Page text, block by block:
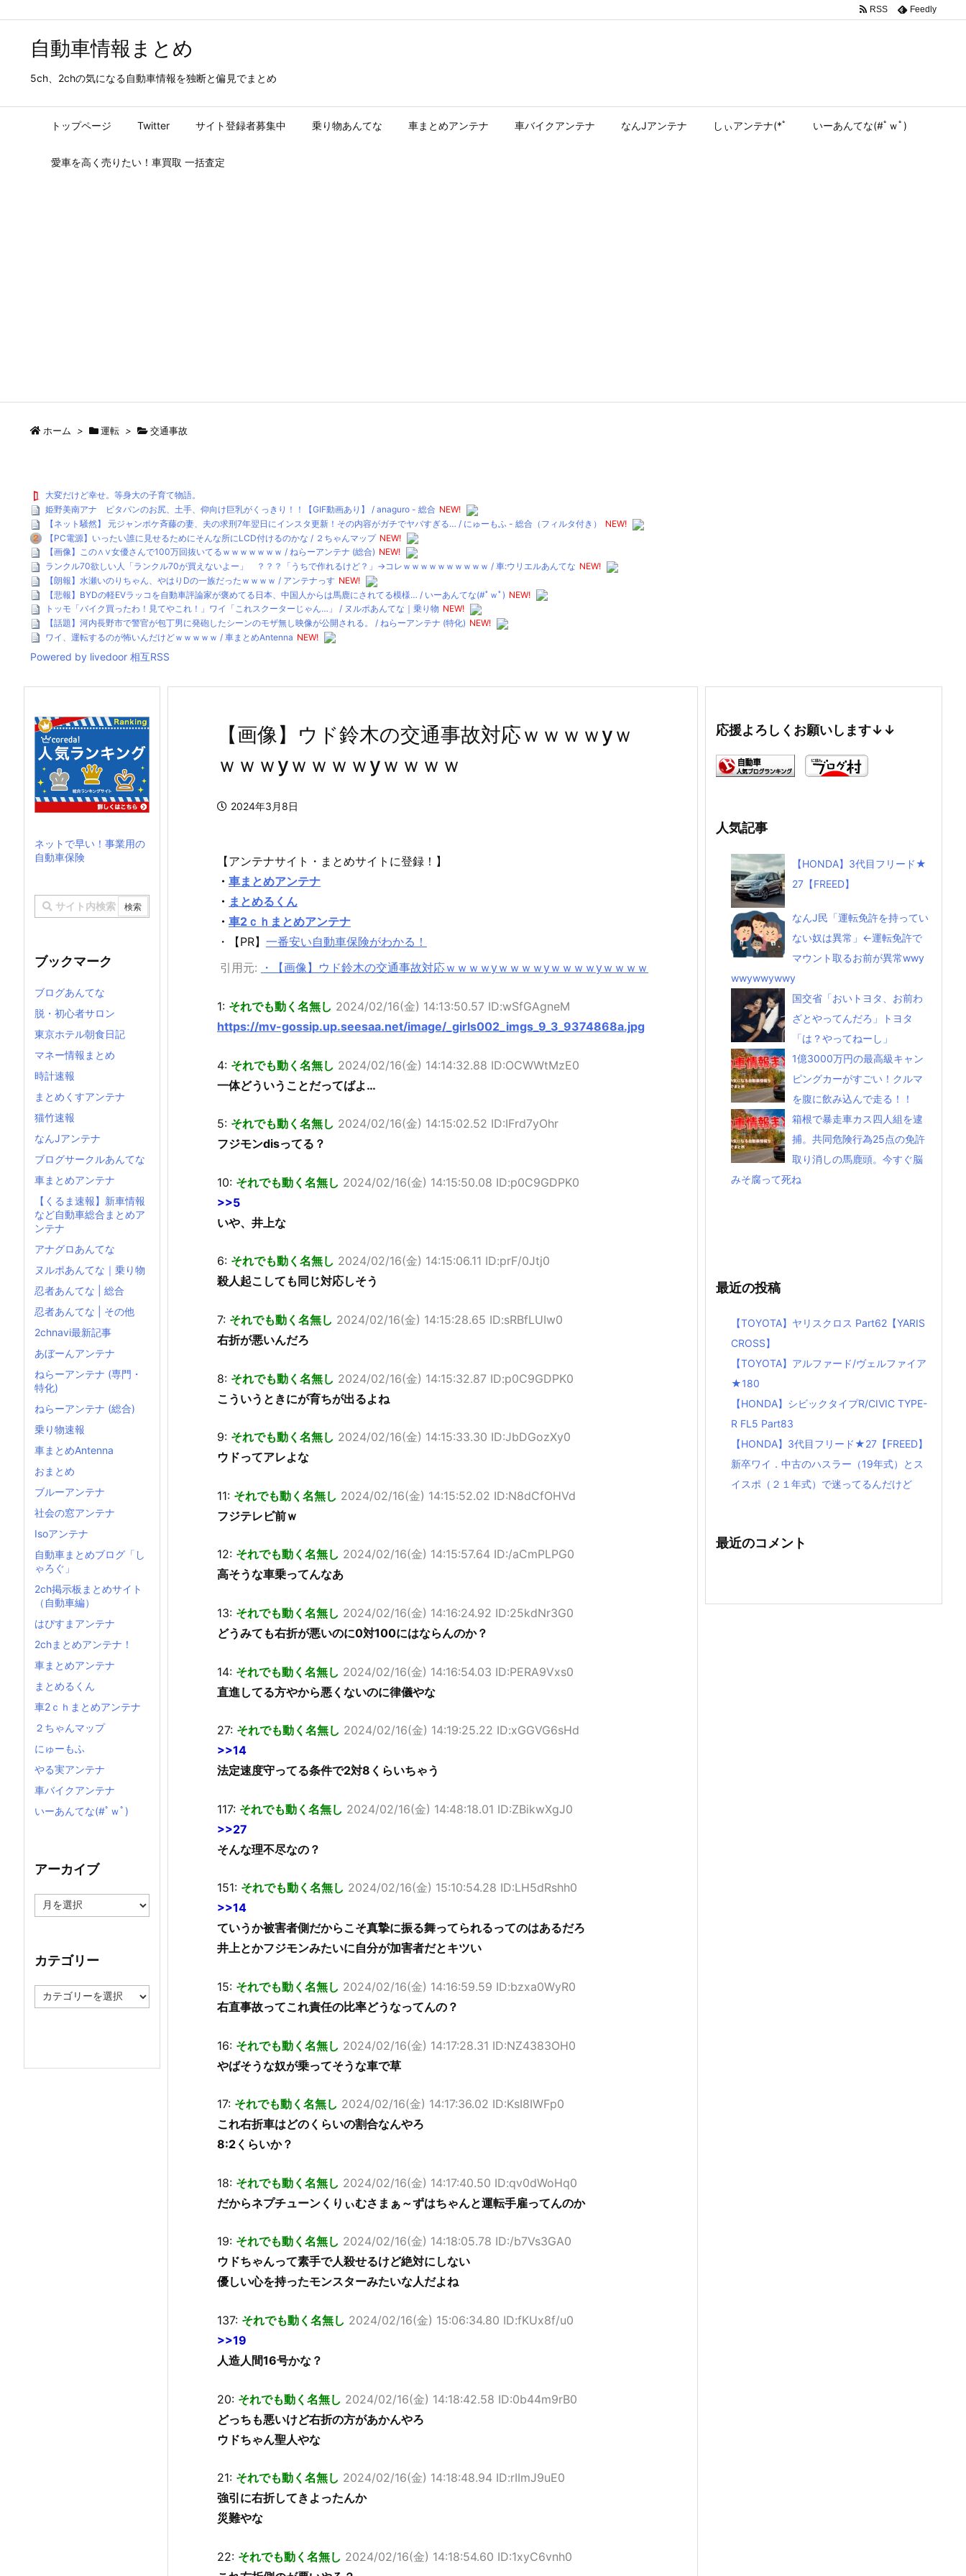
自動車情報まとめ
5ch、2chの気になる自動車情報を独断と偏見でまとめ
トップページ Twitter サイト登録者募集中 乗り物あんてな 車まとめアンテナ 車バイクアンテナ なんJアンテナ しぃアンテナ(*ﾟ いーあんてな(#ﾟｗﾟ)
愛車を高く売りたい！車買取 一括査定
RSS Feedly
ホーム > 運転 > 交通事故
大変だけど幸せ。等身大の子育て物語。
姫野美南アナ ピタパンのお尻、土手、仰向け巨乳がくっきり！！【GIF動画あり】 / anaguro - 総合 NEW!
【ネット騒然】 元ジャンポケ斉藤の妻、夫の求刑7年翌日にインスタ更新！その内容がガチでヤバすぎる… / にゅーもふ - 総合（フィルタ付き）
NEW!
【PC電源】いったい誰に見せるためにそんな所にLCD付けるのかな / ２ちゃんマップ NEW!
【画像】この∧∨女優さんで100万回抜いてるｗｗｗｗｗｗｗ / ねらーアンテナ (総合) NEW!
ランクル70欲しい人「ランクル70が買えないよー」 ？？？「うちで作れるけど？」→コレｗｗｗｗｗｗｗｗｗｗ / 車:ウリエルあんてな NEW!
【朗報】水瀬いのりちゃん、やはりDの一族だったｗｗｗｗ / アンテナっす NEW!
【悲報】BYDの軽EVラッコを自動車評論家が褒めてる日本、中国人からは馬鹿にされてる模様… / いーあんてな(#ﾟｗﾟ) NEW!
トッモ「バイク買ったわ！見てやこれ！」ワイ「これスクーターじゃん…」 / ヌルポあんてな｜乗り物 NEW!
【話題】河内長野市で警官が包丁男に発砲したシーンのモザ無し映像が公開される。 / ねらーアンテナ (特化) NEW!
ワイ、運転するのが怖いんだけどｗｗｗｗｗ / 車まとめAntenna NEW!
Powered by livedoor 相互RSS
【画像】ウド鈴木の交通事故対応ｗｗｗｗyｗ
ｗｗｗyｗｗｗｗyｗｗｗｗ
2024年3月8日
【アンテナサイト・まとめサイトに登録！】
・ 車まとめアンテナ
・ まとめるくん
・ 車2ｃｈまとめアンテナ
・【PR】 一番安い自動車保険がわかる！
引用元:
・【画像】ウド鈴木の交通事故対応ｗｗｗｗyｗｗｗｗyｗｗｗｗyｗｗｗｗ
1: それでも動く名無し 2024/02/16(金) 14:13:50.57 ID:wSfGAgneM
https://mv-gossip.up.seesaa.net/image/_girls002_imgs_9_3_9374868a.jpg
4: それでも動く名無し 2024/02/16(金) 14:14:32.88 ID:OCWWtMzE0
一体どういうことだってばよ…
5: それでも動く名無し 2024/02/16(金) 14:15:02.52 ID:IFrd7yOhr
フジモンdisってる？
10: それでも動く名無し 2024/02/16(金) 14:15:50.08 ID:p0C9GDPK0
>>5
いや、井上な
6: それでも動く名無し 2024/02/16(金) 14:15:06.11 ID:prF/0Jtj0
殺人起こしても同じ対応しそう
7: それでも動く名無し 2024/02/16(金) 14:15:28.65 ID:sRBfLUIw0
右折が悪いんだろ
8: それでも動く名無し 2024/02/16(金) 14:15:32.87 ID:p0C9GDPK0
こういうときにが育ちが出るよね
9: それでも動く名無し 2024/02/16(金) 14:15:33.30 ID:JbDGozXy0
ウドってアレよな
11: それでも動く名無し 2024/02/16(金) 14:15:52.02 ID:N8dCfOHVd
フジテレビ前ｗ
12: それでも動く名無し 2024/02/16(金) 14:15:57.64 ID:/aCmPLPG0
高そうな車乗ってんなあ
13: それでも動く名無し 2024/02/16(金) 14:16:24.92 ID:25kdNr3G0
どうみても右折が悪いのに0対100にはならんのか？
14: それでも動く名無し 2024/02/16(金) 14:16:54.03 ID:PERA9Vxs0
直進してる方やから悪くないのに律儀やな
27: それでも動く名無し 2024/02/16(金) 14:19:25.22 ID:xGGVG6sHd
>>14
法定速度守ってる条件で2対8くらいちゃう
117: それでも動く名無し 2024/02/16(金) 14:48:18.01 ID:ZBikwXgJ0
>>27
そんな理不尽なの？
151: それでも動く名無し 2024/02/16(金) 15:10:54.28 ID:LH5dRshh0
>>14
ていうか被害者側だからこそ真摯に振る舞ってられるってのはあるだろ
井上とかフジモンみたいに自分が加害者だとキツい
15: それでも動く名無し 2024/02/16(金) 14:16:59.59 ID:bzxa0WyR0
右直事故ってこれ責任の比率どうなってんの？
16: それでも動く名無し 2024/02/16(金) 14:17:28.31 ID:NZ4383OH0
やばそうな奴が乗ってそうな車で草
17: それでも動く名無し 2024/02/16(金) 14:17:36.02 ID:KsI8IWFp0
これ右折車はどのくらいの割合なんやろ
8:2くらいか？
18: それでも動く名無し 2024/02/16(金) 14:17:40.50 ID:qv0dWoHq0
だからネプチューンくりぃむさまぁ～ずはちゃんと運転手雇ってんのか
19: それでも動く名無し 2024/02/16(金) 14:18:05.78 ID:/b7Vs3GA0
ウドちゃんって素手で人殺せるけど絶対にしない
優しい心を持ったモンスターみたいな人だよね
137: それでも動く名無し 2024/02/16(金) 15:06:34.80 ID:fKUx8f/u0
>>19
人造人間16号かな？
20: それでも動く名無し 2024/02/16(金) 14:18:42.58 ID:0b44m9rB0
どっちも悪いけど右折の方があかんやろ
ウドちゃん聖人やな
21: それでも動く名無し 2024/02/16(金) 14:18:48.94 ID:rIImJ9uE0
強引に右折してきよったんか
災難やな
22: それでも動く名無し 2024/02/16(金) 14:18:54.60 ID:1xyC6vnh0
ネットで早い！事業用の
自動車保険
ブックマーク
ブログあんてな
脱・初心者サロン
東京ホテル朝食日記
マネー情報まとめ
時計速報
まとめくすアンテナ
猫竹速報
なんJアンテナ
ブログサークルあんてな
車まとめアンテナ
【くるま速報】新車情報
など自動車総合まとめア
ンテナ
アナグロあんてな
ヌルポあんてな｜乗り物
忍者あんてな | 総合
忍者あんてな | その他
2chnavi最新記事
あぼーんアンテナ
ねらーアンテナ (専門・
特化)
ねらーアンテナ (総合)
乗り物速報
車まとめAntenna
おまとめ
ブルーアンテナ
社会の窓アンテナ
Isoアンテナ
自動車まとめブログ「し
ゃろぐ」
2ch掲示板まとめサイト
（自動車編）
はぴすまアンテナ
2chまとめアンテナ！
車まとめアンテナ
まとめるくん
車2ｃｈまとめアンテナ
２ちゃんマップ
にゅーもふ
やる実アンテナ
車バイクアンテナ
いーあんてな(#ﾟｗﾟ)
アーカイブ
ー
ブ
カテゴリー
テ
応援よろしくお願いします↓↓
人気記事
【HONDA】3代目フリード★
27【FREED】
なんJ民「運転免許を持ってい
ない奴は異常」←運転免許で
マウント取るお前が異常wwy
wwywwywwy
国交省「おいトヨタ、お前わ
ざとやってんだろ」トヨタ
「は？やってねーし」
1億3000万円の最高級キャン
ピングカーがすごい！クルマ
を腹に飲み込んで走る！！
箱根で暴走車カス四人組を逮
捕。共同危険行為25点の免許
取り消しの馬鹿頭。今すぐ脳
みそ腐って死ね
最近の投稿
【TOYOTA】ヤリスクロス Part62【YARIS
CROSS】
【TOYOTA】アルファード/ヴェルファイア
★180
【HONDA】シビックタイプR/CIVIC TYPE-
R FL5 Part83
【HONDA】3代目フリード★27【FREED】
新卒ワイ．中古のハスラー（19年式）とス
イスポ（２１年式）で迷ってるんだけど
最近のコメント